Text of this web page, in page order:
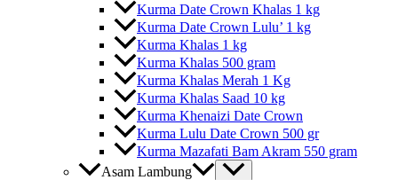
Kurma Date Crown Khalas 1 kg
Kurma Date Crown Lulu’ 1 kg
Kurma Khalas 1 kg
Kurma Khalas 500 gram
Kurma Khalas Merah 1 Kg
Kurma Khalas Saad 10 kg
Kurma Khenaizi Date Crown
Kurma Lulu Date Crown 500 gr
Kurma Mazafati Bam Akram 550 gram
Asam Lambung